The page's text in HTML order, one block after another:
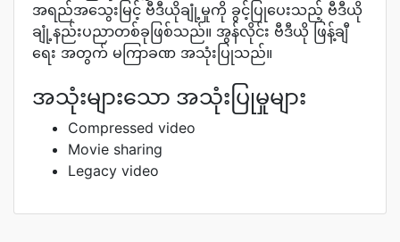
အရည်အသွေးမြင့် ဗီဒီယိုချုံ့မှုကို ခွင့်ပြုပေးသည့် ဗီဒီယို
ချုံ့နည်းပညာတစ်ခုဖြစ်သည်။ အွန်လိုင်း ဗီဒီယို ဖြန့်ချီ
ရေး အတွက် မကြာခဏ အသုံးပြုသည်။
အသုံးများသော အသုံးပြုမှုများ
Compressed video
Movie sharing
Legacy video